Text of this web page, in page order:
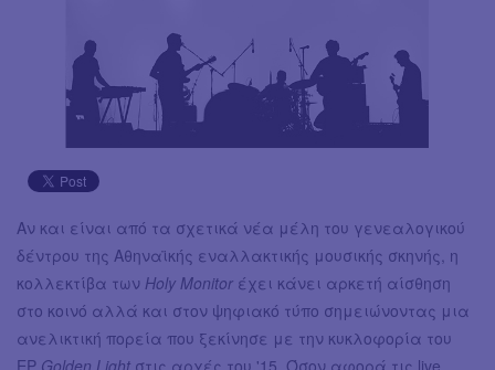
Αν και είναι από τα σχετικά νέα μέλη του γενεαλογικού
δέντρου της Αθηναϊκής εναλλακτικής μουσικής σκηνής, η
κολλεκτίβα των Holy Monitor έχει κάνει αρκετή αίσθηση
στο κοινό αλλά και στον ψηφιακό τύπο σημειώνοντας μια
ανελικτική πορεία που ξεκίνησε με την κυκλοφορία του
EP Golden Light στις αρχές του '15. Όσον αφορά τις live